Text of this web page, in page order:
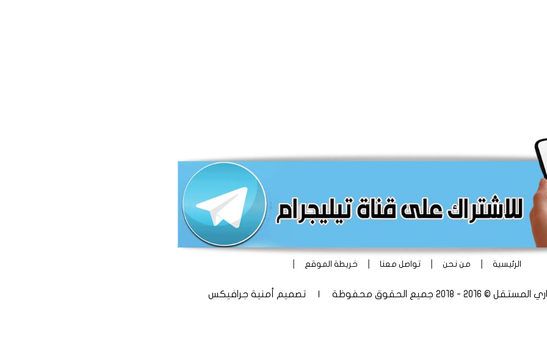
الرئيسية من نحن تواصل معنا خريطة الموقع
2018 جميع الحقوق محفوظة | تصميم أمنية جرافيكس